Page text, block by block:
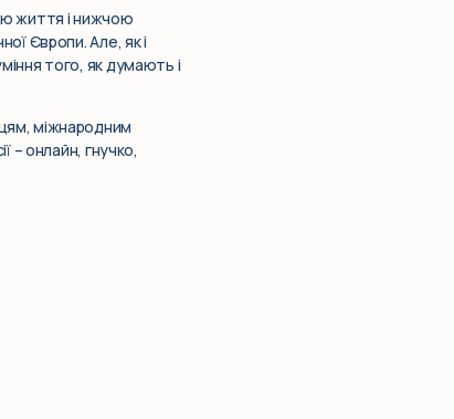
життя і нижчою
Європи. Але, як і
того, як думають і
міжнародним
– онлайн, гнучко,